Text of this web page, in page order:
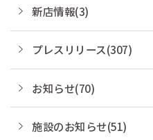
新店情報(3)
プレスリリース(307)
お知らせ(70)
施設のお知らせ(51)